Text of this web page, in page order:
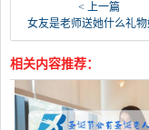
< 上一篇
女友是老师送她什么礼物好（给当老师的女朋友送什
相关内容推荐：